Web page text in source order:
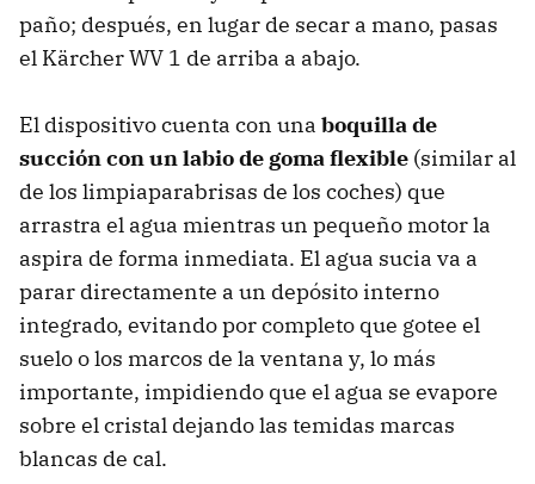
paño; después, en lugar de secar a mano, pasas
el Kärcher WV 1 de arriba a abajo.
El dispositivo cuenta con una boquilla de
succión con un labio de goma flexible (similar al
de los limpiaparabrisas de los coches) que
arrastra el agua mientras un pequeño motor la
aspira de forma inmediata. El agua sucia va a
parar directamente a un depósito interno
integrado, evitando por completo que gotee el
suelo o los marcos de la ventana y, lo más
importante, impidiendo que el agua se evapore
sobre el cristal dejando las temidas marcas
blancas de cal.